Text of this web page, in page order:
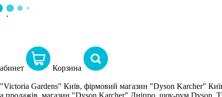
Корзина
Gardens" Київ, фірмовий магазин "Dyson Karcher"